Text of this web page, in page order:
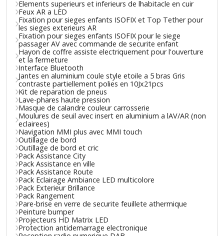
Elements superieurs et inferieurs de lhabitacle en cuir
Feux AR a LED
Fixation pour sieges enfants ISOFIX et Top Tether pour
les sieges exterieurs AR
Fixation pour sieges enfants ISOFIX pour le siege
passager AV avec commande de securite enfant
Hayon de coffre assiste electriquement pour l'ouverture
et la fermeture
Interface Bluetooth
Jantes en aluminium coule style etoile a 5 bras Gris
contraste partiellement polies en 10Jx21pcs
Kit de reparation de pneus
Lave-phares haute pression
Masque de calandre couleur carrosserie
Moulures de seuil avec insert en aluminium a lAV/AR (non
eclairees)
Navigation MMI plus avec MMI touch
Outillage de bord
Outillage de bord et cric
Pack Assistance City
Pack Assistance en ville
Pack Assistance Route
Pack Eclairage Ambiance LED multicolore
Pack Exterieur Brillance
Pack Rangement
Pare-brise en verre de securite feuillete athermique
Peinture bumper
Projecteurs HD Matrix LED
Protection antidemarrage electronique